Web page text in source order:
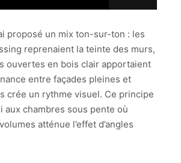
proposé un mix ton-sur-ton : les
reprenaient la teinte des murs,
ouvertes en bois clair apportaient
entre façades pleines et
crée un rythme visuel. Ce principe
aux chambres sous pente où
atténue l’effet d’angles